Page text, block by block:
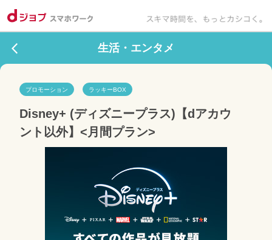
生活・エンタメ
プロモーション ラッキーBOX
Disney+ (ディズニープラス)【dアカウ
ント以外】<月間プラン>